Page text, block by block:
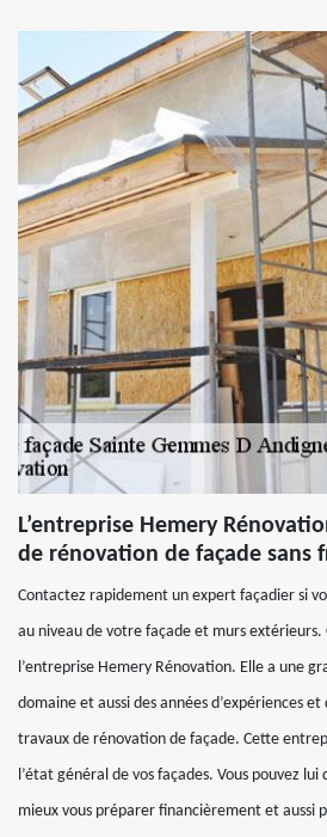
L’entreprise Hemery
de rénovation de façade sans
Contactez rapidement un expert façadier si
au niveau de votre façade et murs extérieurs.
l’entreprise Hemery Rénovation. Elle a une
domaine et aussi des années d’expériences
travaux de rénovation de façade. Cette
l’état général de vos façades. Vous pouvez
mieux vous préparer financièrement et aussi